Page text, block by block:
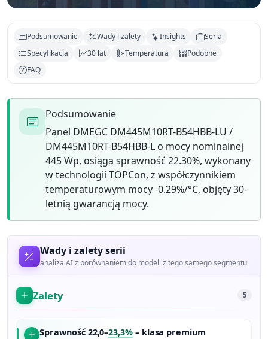
Podsumowanie Wady i zalety Insights
Seria
Specyfikacja
30 lat Temperatura
Podobne
FAQ
Podsumowanie
Panel DMEGC DM445M10RT-B54HBB-LU /
DM445M10RT-B54HBB-L o mocy nominalnej
445 Wp, osiąga sprawność 22.30%, wykonany
w technologii TOPCon, z współczynnikiem
temperaturowym mocy -0.29%/°C, objęty 30-
letnią gwarancją mocy.
Wady i zalety serii
analiza AI z porównaniem do modeli z tego samego segmentu
Zalety 5
Sprawność 22,0–23,3%– klasa premium